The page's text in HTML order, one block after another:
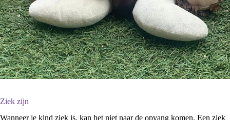
Ziek zijn
Wanneer je kind ziek is, kan het niet naar de opvang komen. Een ziek